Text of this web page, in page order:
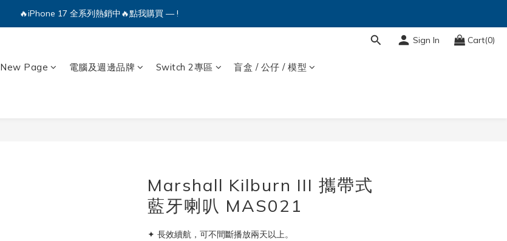
🔥iPhone 17 全系列熱銷中🔥點我購買 — !
💕加入Q哥 Line 新好友領優惠券！🎫
Sign In Cart(0)
New Page 電腦及週邊品牌 Switch 2專區 盲盒 / 公仔 / 模型
Marshall Kilburn III 攜帶式
藍牙喇叭 MAS021
✦ 長效續航，可不間斷播放兩天以上。